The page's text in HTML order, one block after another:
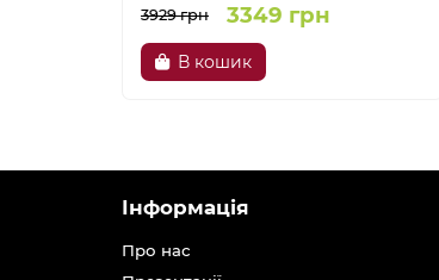
3929 грн 3349 грн
В кошик
Інформація
Про нас